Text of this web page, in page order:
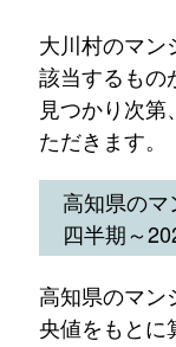
大川村のマン
該当するもの
見つかり次
ただきます。
高知県の
四半期～
高知県のマン
央値をもとに